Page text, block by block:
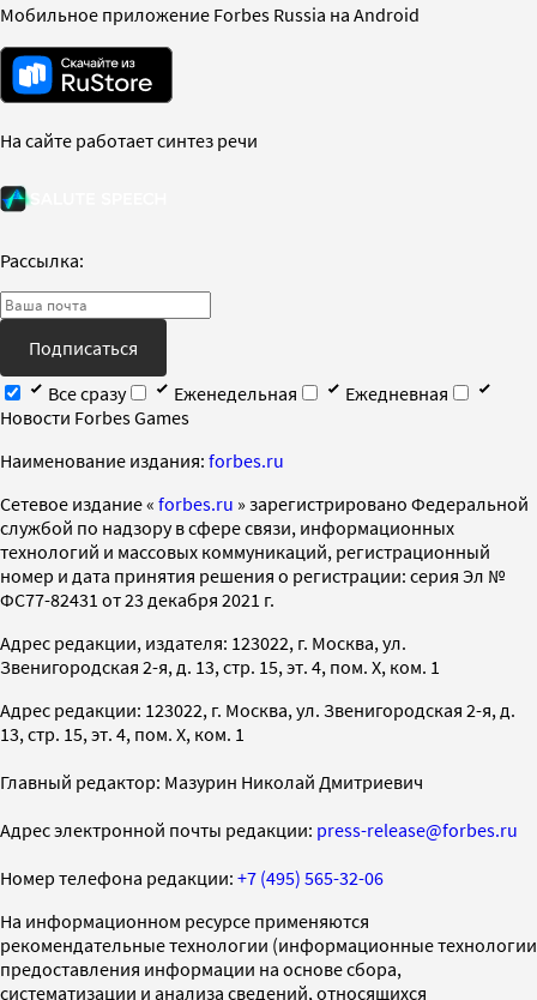
Мобильное приложение Forbes Russia на Android
На сайте работает синтез речи
Рассылка:
Подписаться
Все сразу
Еженедельная
Ежедневная
Новости Forbes Games
Наименование издания: forbes.ru
Cетевое издание « forbes.ru » зарегистрировано Федеральной
службой по надзору в сфере связи, информационных
технологий и массовых коммуникаций, регистрационный
номер и дата принятия решения о регистрации: серия Эл №
ФС77-82431 от 23 декабря 2021 г.
Адрес редакции, издателя: 123022, г. Москва, ул.
Звенигородская 2-я, д. 13, стр. 15, эт. 4, пом. X, ком. 1
Адрес редакции: 123022, г. Москва, ул. Звенигородская 2-я, д.
13, стр. 15, эт. 4, пом. X, ком. 1
Главный редактор: Мазурин Николай Дмитриевич
Адрес электронной почты редакции: press-release@forbes.ru
Номер телефона редакции: +7 (495) 565-32-06
На информационном ресурсе применяются
рекомендательные технологии (информационные технологии
предоставления информации на основе сбора,
систематизации и анализа сведений, относящихся